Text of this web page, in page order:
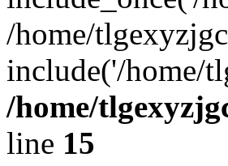
/home/
include('/home/
/home/
line 15